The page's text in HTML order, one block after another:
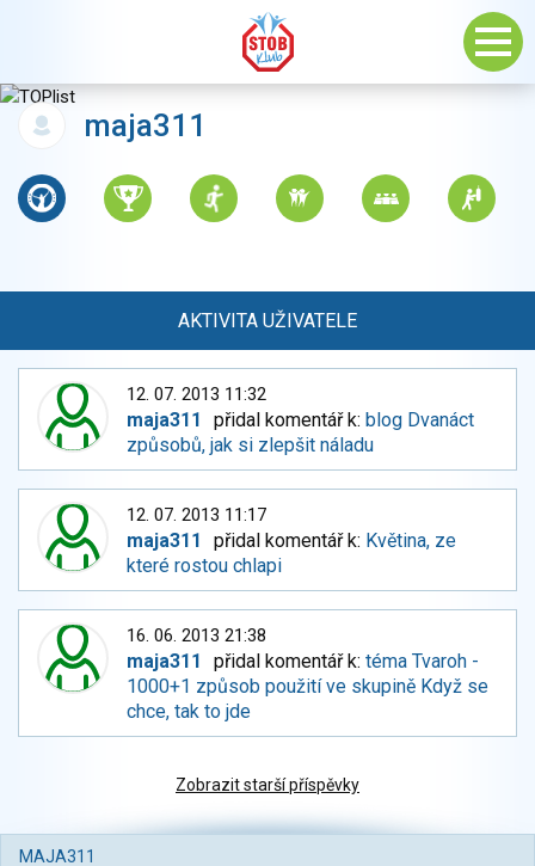
maja311
AKTIVITA UŽIVATELE
12. 07. 2013 11:32
maja311 přidal komentář k: blog Dvanáct
způsobů, jak si zlepšit náladu
12. 07. 2013 11:17
maja311 přidal komentář k: Květina, ze
které rostou chlapi
16. 06. 2013 21:38
maja311 přidal komentář k:téma Tvaroh -
1000+1 způsob použití ve skupině Když se
chce, tak to jde
Zobrazit starší příspěvky
MAJA311